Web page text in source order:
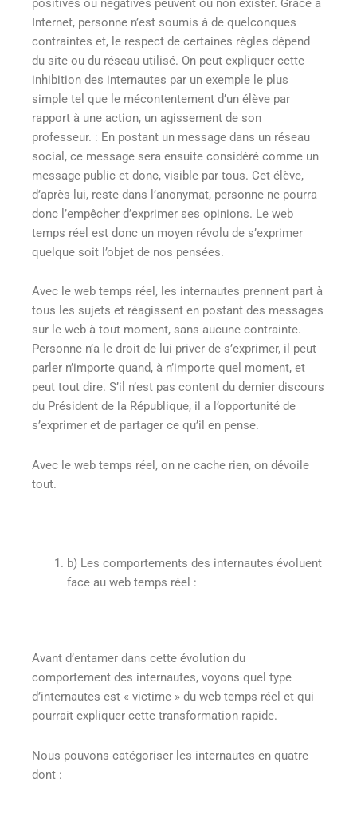
positives ou négatives peuvent ou non exister. Grâce à
Internet, personne n’est soumis à de quelconques
contraintes et, le respect de certaines règles dépend
du site ou du réseau utilisé. On peut expliquer cette
inhibition des internautes par un exemple le plus
simple tel que le mécontentement d’un élève par
rapport à une action, un agissement de son
professeur. : En postant un message dans un réseau
social, ce message sera ensuite considéré comme un
message public et donc, visible par tous. Cet élève,
d’après lui, reste dans l’anonymat, personne ne pourra
donc l’empêcher d’exprimer ses opinions. Le web
temps réel est donc un moyen révolu de s’exprimer
quelque soit l’objet de nos pensées.
Avec le web temps réel, les internautes prennent part à
tous les sujets et réagissent en postant des messages
sur le web à tout moment, sans aucune contrainte.
Personne n’a le droit de lui priver de s’exprimer, il peut
parler n’importe quand, à n’importe quel moment, et
peut tout dire. S’il n’est pas content du dernier discours
du Président de la République, il a l’opportunité de
s’exprimer et de partager ce qu’il en pense.
Avec le web temps réel, on ne cache rien, on dévoile
tout.
b) Les comportements des internautes évoluent
face au web temps réel :
Avant d’entamer dans cette évolution du
comportement des internautes, voyons quel type
d’internautes est « victime » du web temps réel et qui
pourrait expliquer cette transformation rapide.
Nous pouvons catégoriser les internautes en quatre
dont :